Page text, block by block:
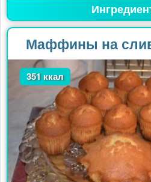
Маффины на
351 ккал